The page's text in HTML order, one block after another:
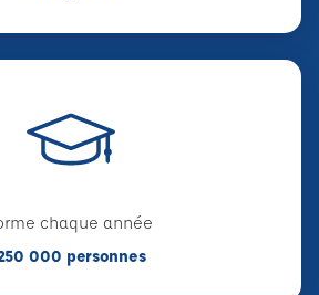
chaque année
000 personnes